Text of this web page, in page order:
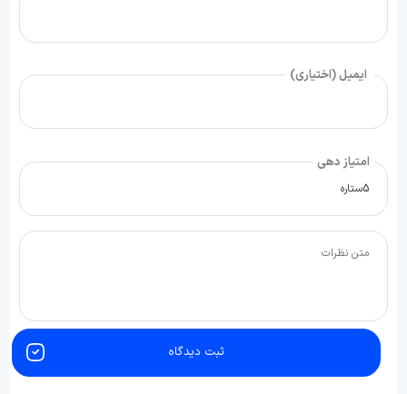
ایمیل (اختیاری)
امتیاز دهی
ثبت دیدگاه